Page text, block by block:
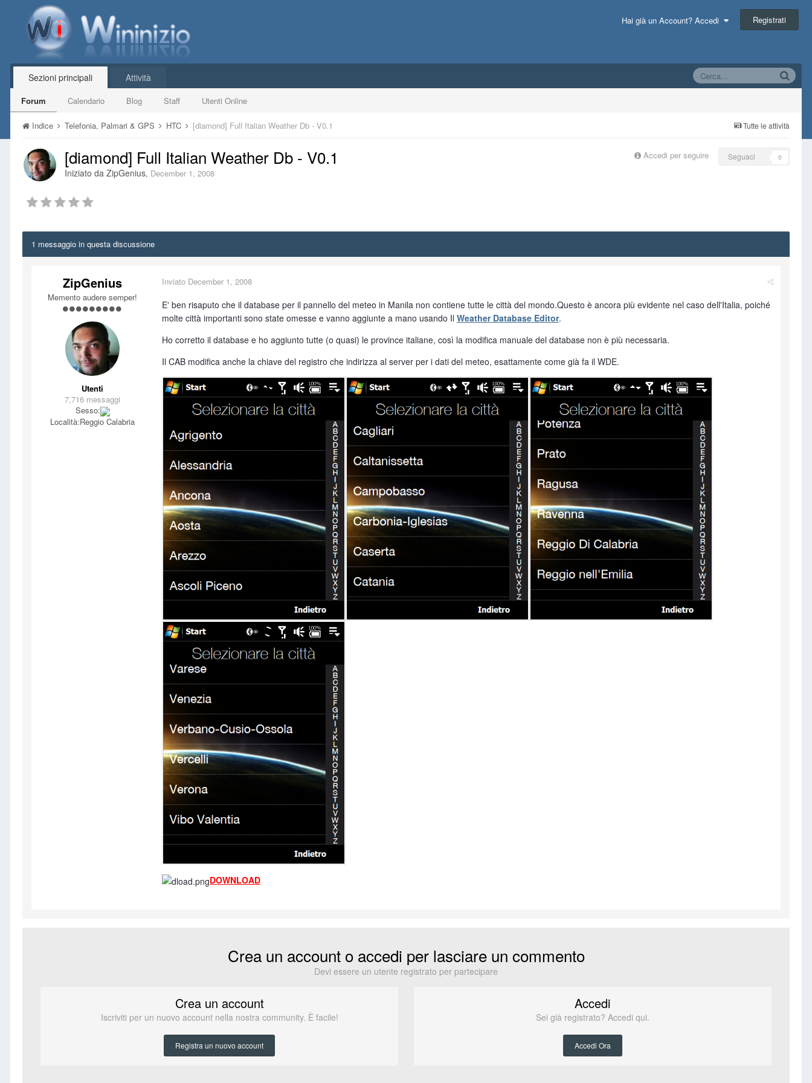
Hai già un Account? Accedi Registrati
Sezioni principali
Forum Calendario Blog Staff Utenti Online
Attività
Tutte le attività
Indice Telefonia, Palmari & GPS HTC [diamond] Full Italian Weather Db - V0.1
Accedi per seguire Seguaci 0
[diamond] Full Italian Weather Db - V0.1
Iniziato da ZipGenius, December 1, 2008
1 messaggio in questa discussione
ZipGenius
Memento audere semper!
Utenti
7,716 messaggi
Sesso:
Località:Reggio Calabria
Inviato December 1, 2008
E' ben risaputo che il database per il pannello del meteo in Manila non contiene tutte le città del mondo.Questo è ancora più evidente nel caso dell'Italia, poiché
molte città importanti sono state omesse e vanno aggiunte a mano usando Il Weather Database Editor.
Ho corretto il database e ho aggiunto tutte (o quasi) le province italiane, così la modifica manuale del database non è più necessaria.
Il CAB modifica anche la chiave del registro che indirizza al server per i dati del meteo, esattamente come già fa il WDE.
DOWNLOAD
Crea un account o accedi per lasciare un commento
Devi essere un utente registrato per partecipare
Crea un account
Iscriviti per un nuovo account nella nostra community. È facile!
Registra un nuovo account
Accedi
Sei già registrato? Accedi qui.
Accedi Ora